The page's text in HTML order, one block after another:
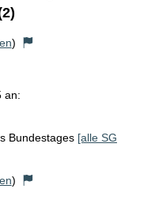
)
an:
Bundestages [alle SG
)